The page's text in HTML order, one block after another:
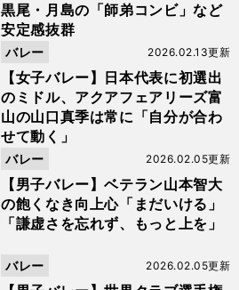
黒尾・月島の「師弟コンビ」など
安定感抜群
【女子バレー】日本代表に初選出
のミドル、アクアフェアリーズ富
山の山口真季は常に「自分が合わ
せて動く」
2026.02.13更新
バレー
【男子バレー】ベテラン山本智大
の飽くなき向上心「まだいける」
「謙虚さを忘れず、もっと上を」
2026.02.05更新
バレー
2026.02.05更新
バレー